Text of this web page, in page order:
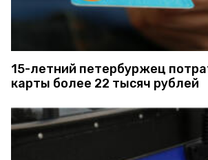
15-летний петербуржец
карты более 22 тысяч рублей